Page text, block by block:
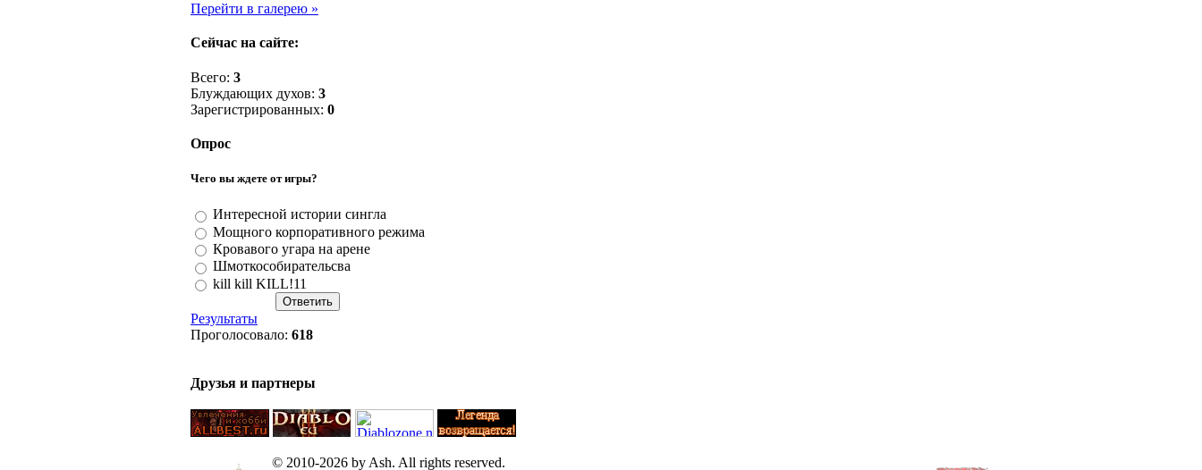
Перейти в галерею »
Сейчас на сайте:
Всего: 3
Блуждающих духов: 3
Зарегистрированных: 0
Опрос
Чего вы ждете от игры?
Интересной истории сингла
Мощного корпоративного режима
Кровавого угара на арене
Шмоткособирательсва
kill kill KILL!11
Результаты
Проголосовало: 618
Друзья и партнеры
© 2010-2026 by Ash. All rights reserved.